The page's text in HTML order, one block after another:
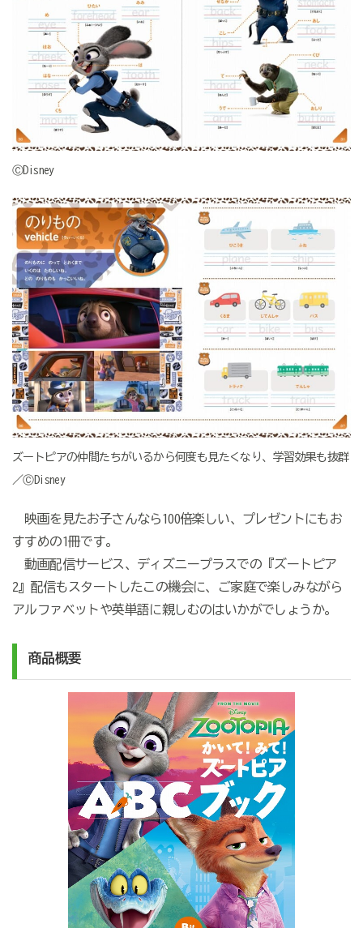
ⒸDisney
ズートピアの仲間たちがいるから何度も見たくなり、学習効果も抜群
／ⒸDisney
映画を見たお子さんなら100倍楽しい、プレゼントにもお
すすめの1冊です。
動画配信サービス、ディズニープラスでの『ズートピア
2』配信もスタートしたこの機会に、ご家庭で楽しみながら
アルファベットや英単語に親しむのはいかがでしょうか。
商品概要